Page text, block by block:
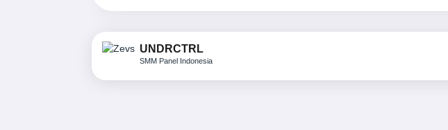
UNDRCTRL
SMM Panel Indonesia